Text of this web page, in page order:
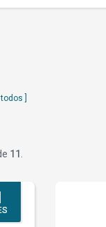
todos ]
11